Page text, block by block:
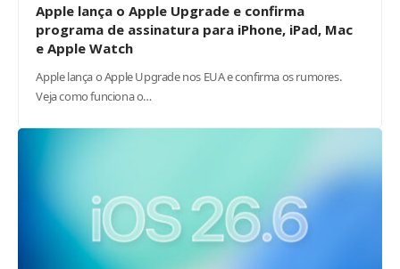
Apple lança o Apple Upgrade e confirma
programa de assinatura para iPhone, iPad, Mac
e Apple Watch
Apple lança o Apple Upgrade nos EUA e confirma os rumores.
Veja como funciona o…